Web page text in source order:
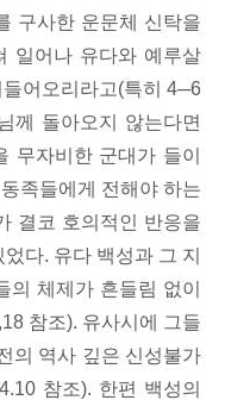
구사한 운문체 신탁을
일어나 유다와 예루살
어오리라고(특히 4─6
께 돌아오지 않는다면
무자비한 군대가 들이
족들에게 전해야 하는
결코 호의적인 반응을
다. 유다 백성과 그 지
의 체제가 흔들림 없이
참조). 유사시에 그들
의 역사 깊은 신성불가
참조). 한편 백성의